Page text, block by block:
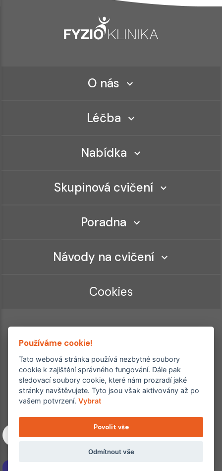
O nás
Léčba
Nabídka
Skupinová cvičení
Poradna
Návody na cvičení
Cookies
Ordinace roku
Rehabilitační ordinace
2. místo – 2017/2019
Copyright © 2011–2026 FYZIOklinika s.r.o.
Machkova 1642/2, Praha 4, Jižní Město – Chodov
Všechna práva vyhrazena. Jakékoliv užití obsahu či jeho částí
Používáme cookie!
Tato webová stránka používá nezbytné soubory
cookie k zajištění správného fungování. Dále pak
sledovací soubory cookie, které nám prozradí jaké
stránky navštěvujete. Tyto jsou však aktivovány až po
vašem potvrzení.Vybrat
Povolit vše
Odmítnout vše